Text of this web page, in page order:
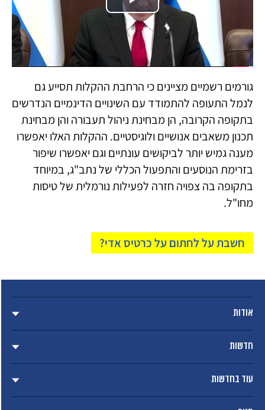
Play
Video
גורמים רשמיים מציינים כי הרחבת ההקלות תסייע גם
לנמל התעופה להתמודד עם השינויים הדינמיים הנדרשים
בתקופה הקרובה, הן מבחינת ניהול תעבורה והן מבחינת
תכנון משאבים אנושיים ולוגיסטיים. ההקלות האלו יאפשרו
מענה גמיש יותר לביקושים עונתיים וגם יאפשרו שיפור
בזרימת הנוסעים והתפעול הכללי של נתב"ג, במיוחד
בתקופה בה צפויה חזרה לפעילות נורמלית של טיסות
מחו"ל.
חשבת על לחתום על כרטיס אדי?
אודות
חדשות
עוד בחדשות